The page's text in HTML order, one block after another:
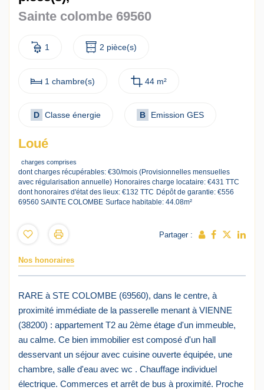
Sainte colombe 69560
1 2 pièce(s)
1 chambre(s) 44 m²
D Classe énergie B Emission GES
Loué
charges comprises
dont charges récupérables: €30/mois (Provisionnelles mensuelles
avec régularisation annuelle) Honoraires charge locataire: €431 TTC
dont honoraires d'état des lieux: €132 TTC Dépôt de garantie: €556
69560 SAINTE COLOMBE Surface habitable: 44.08m²
Partager :
Nos honoraires
RARE à STE COLOMBE (69560), dans le centre, à
proximité immédiate de la passerelle menant à VIENNE
(38200) : appartement T2 au 2ème étage d'un immeuble,
au calme. Ce bien immobilier est composé d'un hall
desservant un séjour avec cuisine ouverte équipée, une
chambre, salle d'eau avec wc . Chauffage individuel
électrique. Commerces et arrêt de bus à proximité. Proche